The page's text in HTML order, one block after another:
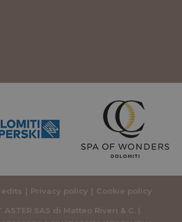
Privacy policy Cookie policy
ASTER SAS di Matteo Riveri & C. |